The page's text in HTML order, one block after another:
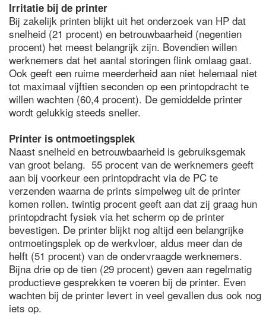
Irritatie bij de printer
Bij zakelijk printen blijkt uit het onderzoek van HP dat
snelheid (21 procent) en betrouwbaarheid (negentien
procent) het meest belangrijk zijn. Bovendien willen
werknemers dat het aantal storingen flink omlaag gaat.
Ook geeft een ruime meerderheid aan niet helemaal niet
tot maximaal vijftien seconden op een printopdracht te
willen wachten (60,4 procent). De gemiddelde printer
wordt gelukkig steeds sneller.
Printer is ontmoetingsplek
Naast snelheid en betrouwbaarheid is gebruiksgemak
van groot belang. 55 procent van de werknemers geeft
aan bij voorkeur een printopdracht via de PC te
verzenden waarna de prints simpelweg uit de printer
komen rollen. twintig procent geeft aan dat zij graag hun
printopdracht fysiek via het scherm op de printer
bevestigen. De printer blijkt nog altijd een belangrijke
ontmoetingsplek op de werkvloer, aldus meer dan de
helft (51 procent) van de ondervraagde werknemers.
Bijna drie op de tien (29 procent) geven aan regelmatig
productieve gesprekken te voeren bij de printer. Even
wachten bij de printer levert in veel gevallen dus ook nog
iets op.